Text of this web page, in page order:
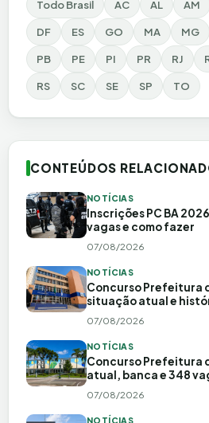
Todo Brasil AC AL AM
DF ES GO MA MG
PB PE PI PR RJ
RS SC SE SP TO
CONTEÚDOS
NOTÍCIAS
Inscrições PC BA
vagas e como fazer
07/08/2026
NOTÍCIAS
Concurso Prefeitura
situação atual e
07/08/2026
NOTÍCIAS
Concurso Prefeitura
atual, banca e 348
07/08/2026
NOTÍCIAS